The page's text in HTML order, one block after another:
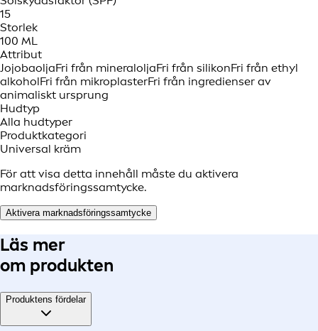
15
Storlek
100 ML
Attribut
JojobaoljaFri från mineraloljaFri från silikonFri från ethyl
alkoholFri från mikroplasterFri från ingredienser av
animaliskt ursprung
Hudtyp
Alla hudtyper
Produktkategori
Universal kräm
För att visa detta innehåll måste du aktivera
marknadsföringssamtycke.
Aktivera marknadsföringssamtycke
Läs mer
om produkten
Produktens fördelar